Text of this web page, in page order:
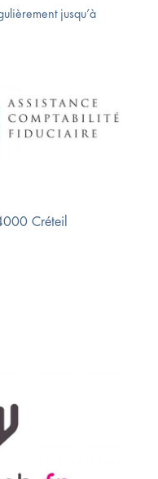
jusqu’à
Créteil